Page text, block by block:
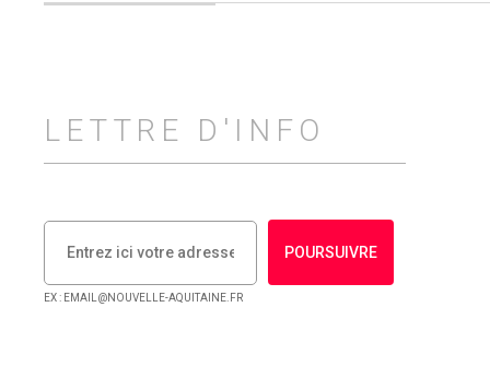
LETTRE D'INFO
POURSUIVRE
EX : EMAIL@NOUVELLE-AQUITAINE.FR